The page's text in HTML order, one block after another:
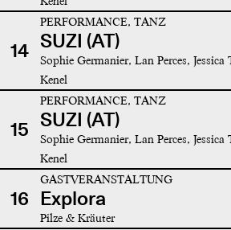
14
PERFORMANCE, TANZ
SUZI (AT)
Sophie Germanier, Lan Perces,
Kenel
15
PERFORMANCE, TANZ
SUZI (AT)
Sophie Germanier, Lan Perces,
Kenel
16
GASTVERANSTALTUNG
Explora
Pilze & Kräuter